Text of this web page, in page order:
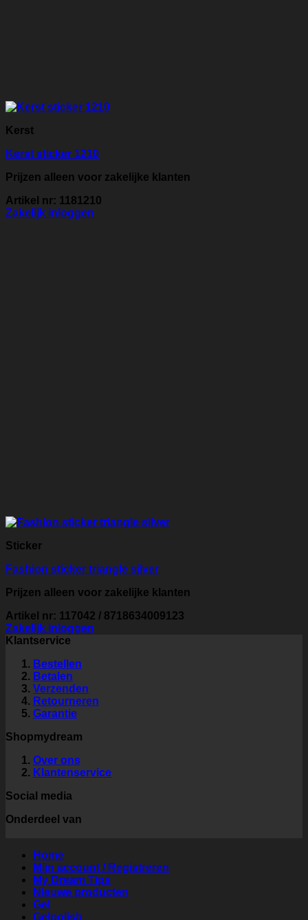
Kerst
Kerst sticker 1210
Prijzen alleen voor zakelijke klanten
Artikel nr: 1181210
Zakelijk inloggen
Sticker
Fashion sticker triangle silver
Prijzen alleen voor zakelijke klanten
Artikel nr: 117042 / 8718634009123
Zakelijk inloggen
Klantservice
Bestellen
Betalen
Verzenden
Retourneren
Garantie
Shopmydream
Over ons
Klantenservice
Social media
Onderdeel van
Home
Mijn account / Registreren
My Dream Tips
Nieuwe producten
Gel
Gelpolish